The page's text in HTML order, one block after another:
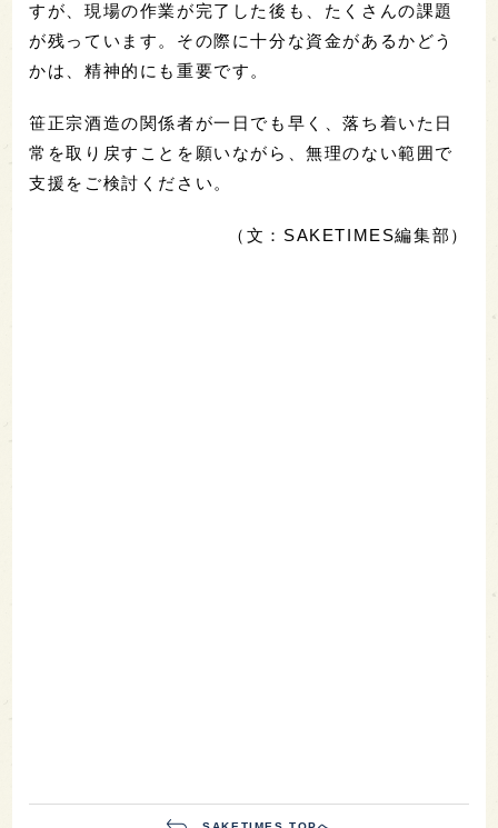
すが、現場の作業が完了した後も、たくさんの課題
が残っています。その際に十分な資金があるかどう
かは、精神的にも重要です。
笹正宗酒造の関係者が一日でも早く、落ち着いた日
常を取り戻すことを願いながら、無理のない範囲で
支援をご検討ください。
（文：SAKETIMES編集部）